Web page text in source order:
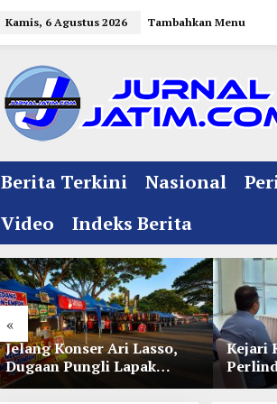
Kamis, 6 Agustus 2026 Tambahkan Menu
Berita Terkini Nasional
Video
Indeks Berita
«
Jelang Konser Ari Lasso,
Dugaan Pungli Lapak
UMKM di Hari Jadi Kediri
Kejari
Lewat